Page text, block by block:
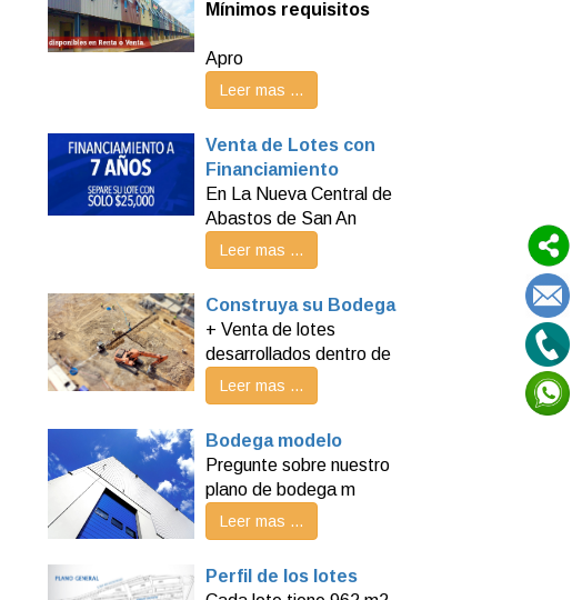
Mínimos requisitos
Apro
Leer mas ...
Venta de Lotes con
Financiamiento
En La Nueva Central de
Abastos de San An
Leer mas ...
Construya su Bodega
+ Venta de lotes
desarrollados dentro de
Leer mas ...
Bodega modelo
Pregunte sobre nuestro
plano de bodega m
Leer mas ...
Perfil de los lotes